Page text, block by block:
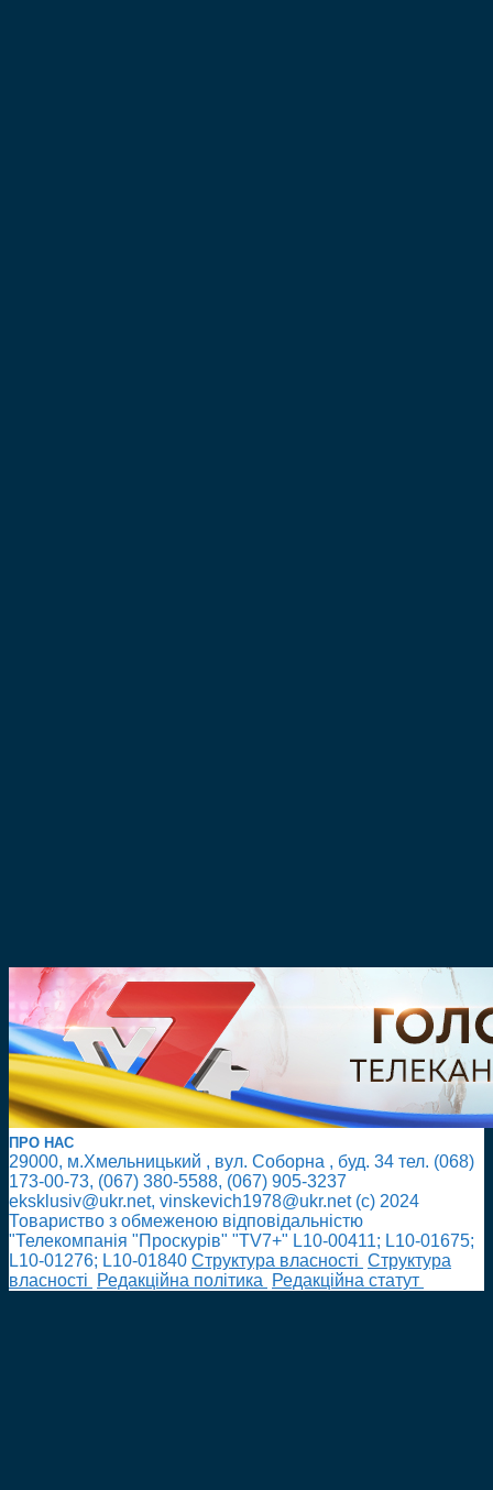
ПРО НАС
29000, м.Хмельницький , вул. Соборна , буд. 34 тел. (068)
173-00-73, (067) 380-5588, (067) 905-3237
eksklusiv@ukr.net, vinskevich1978@ukr.net (с) 2024
Товариство з обмеженою відповідальністю
"Телекомпанія "Проскурів" "TV7+" L10-00411; L10-01675;
L10-01276; L10-01840 Cтруктура власності Cтруктура
власності
Редакційна політика Редакційна статут